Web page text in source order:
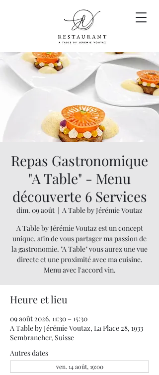
Repas Gastronomique
"A Table" - Menu
découverte 6 Services
dim. 09 août
  |
A Table by Jérémie Voutaz
A Table by Jérémie Voutaz est un concept
unique, afin de vous partager ma passion de
la gastronomie. "A Table" vous aurez une vue
directe et une proximité avec ma cuisine.
Menu avec l'accord vin.
Heure et lieu
09 août 2026, 11:30 – 15:30
A Table by Jérémie Voutaz, La Place 28, 1933
Sembrancher, Suisse
Autres dates
ven. 14 août, 19:00